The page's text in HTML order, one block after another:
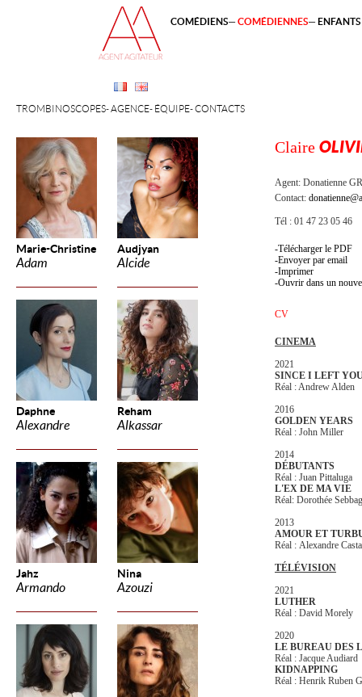
Marie-Christine
Adam
Audjyan
Alcide
Daphne
Alexandre
Reham
Alkassar
Jahz
Armando
Nina
Azouzi
TROMBINOSCOPES AGENCE ÉQUIPE CONTACTS
COMÉDIENS COMÉDIENNES
Claire
Agent: Donatienne
Contact:
Tél : 01 47 23 05 46
Télécharger le PDF
Envoyer par email
Imprimer
Ouvrir dans un
CV
CINEMA
2021
SINCE I LEFT
Réal : Andrew Alden
2016
GOLDEN YEARS
Réal : John Miller
2014
DÉBUTANTS
Réal : Juan Pittaluga
L'EX DE MA VIE
Réal: Dorothée
2013
AMOUR ET
Réal : Alexandre
TÉLÉVISION
2021
LUTHER
Réal : David Morely
2020
LE BUREAU DES
Réal : Jacque Audiard
KIDNAPPING
Réal : Henrik Ruben